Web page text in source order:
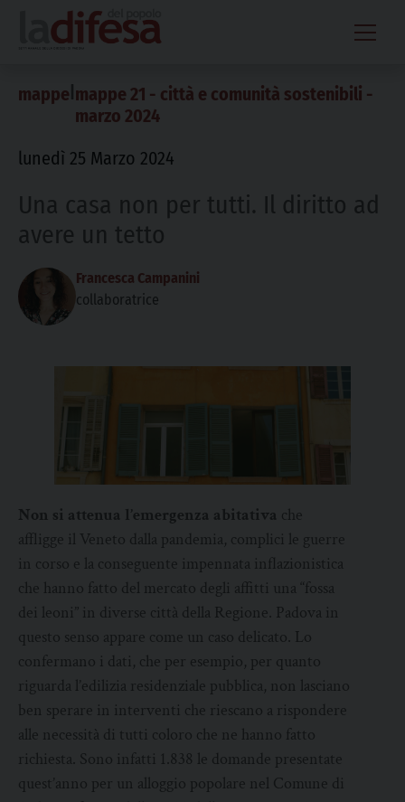
content
mappe mappe 21 - città e comunità sostenibili -
marzo 2024
lunedì 25 Marzo 2024
Una casa non per tutti. Il diritto ad
avere un tetto
Francesca Campanini
collaboratrice
Non si attenua l’emergenza abitativa che
affligge il Veneto dalla pandemia, complici le guerre
in corso e la conseguente impennata inflazionistica
che hanno fatto del mercato degli affitti una “fossa
dei leoni” in diverse città della Regione. Padova in
questo senso appare come un caso delicato. Lo
confermano i dati, che per esempio, per quanto
riguarda l’edilizia residenziale pubblica, non lasciano
ben sperare in interventi che riescano a rispondere
alle necessità di tutti coloro che ne hanno fatto
richiesta. Sono infatti 1.838 le domande presentate
quest’anno per un alloggio popolare nel Comune di